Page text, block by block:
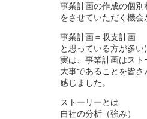
事業計画の作成の個別
をさせていただく機会
事業計画＝収支計画
と思っている方が多い
実は、事業計画はスト
大事であることを皆さ
感じました。
ストーリーとは
自社の分析（強み）